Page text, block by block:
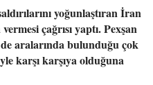
yoğunlaştıran İran
çağrısı yaptı. Pexşan
aralarında bulunduğu çok
karşı karşıya olduğuna